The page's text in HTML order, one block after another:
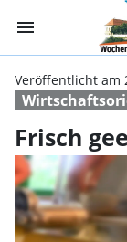
menu
Veröffentlicht am
Frisch